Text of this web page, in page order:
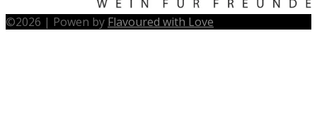
©2026 | Powen by Flavoured with Love